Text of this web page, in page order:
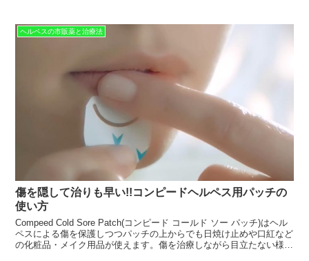
ヘルペスの市販薬と治療法
傷を隠して治りも早い!!コンピードヘルペス用パッチの
使い方
Compeed Cold Sore Patch(コンピード コールド ソー パッチ)はヘル
ペスによる傷を保護しつつパッチの上からでも日焼け止めや口紅など
の化粧品・メイク用品が使えます。傷を治療しながら目立たない様に